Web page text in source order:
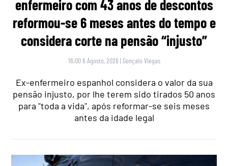
enfermeiro com 43 anos de descontos
reformou-se 6 meses antes do tempo e
considera corte na pensão “injusto”
16:00 6 Agosto, 2026 | Gonçalo Viegas
Ex-enfermeiro espanhol considera o valor da sua
pensão injusto, por lhe terem sido tirados 50 anos
para "toda a vida", após reformar-se seis meses
antes da idade legal